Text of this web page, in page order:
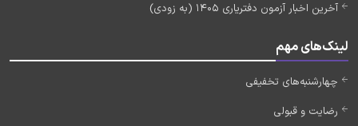
آخرین اخبار آزمون دفتریاری 1405 (به زودی)
لینک‌های مهم
چهارشنبه‌های تخفیفی
رضایت و قبولی